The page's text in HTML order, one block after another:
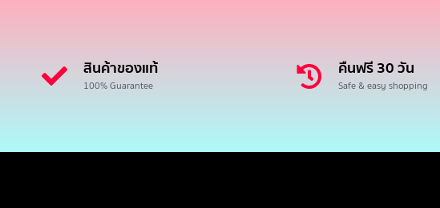
สินค้าของแท้
100% Guarantee
คืนฟรี 30 วัน
Safe & easy shopping